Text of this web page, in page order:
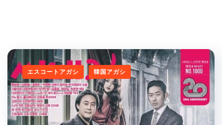
エスコートアガシ 韓国アガシ